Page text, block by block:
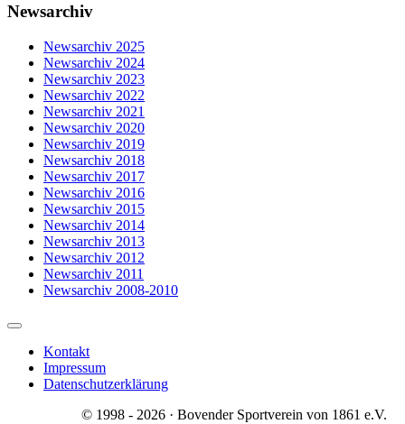
Newsarchiv
Newsarchiv 2025
Newsarchiv 2024
Newsarchiv 2023
Newsarchiv 2022
Newsarchiv 2021
Newsarchiv 2020
Newsarchiv 2019
Newsarchiv 2018
Newsarchiv 2017
Newsarchiv 2016
Newsarchiv 2015
Newsarchiv 2014
Newsarchiv 2013
Newsarchiv 2012
Newsarchiv 2011
Newsarchiv 2008-2010
Kontakt
Impressum
Datenschutzerklärung
© 1998 - 2026 · Bovender Sportverein von 1861 e.V.